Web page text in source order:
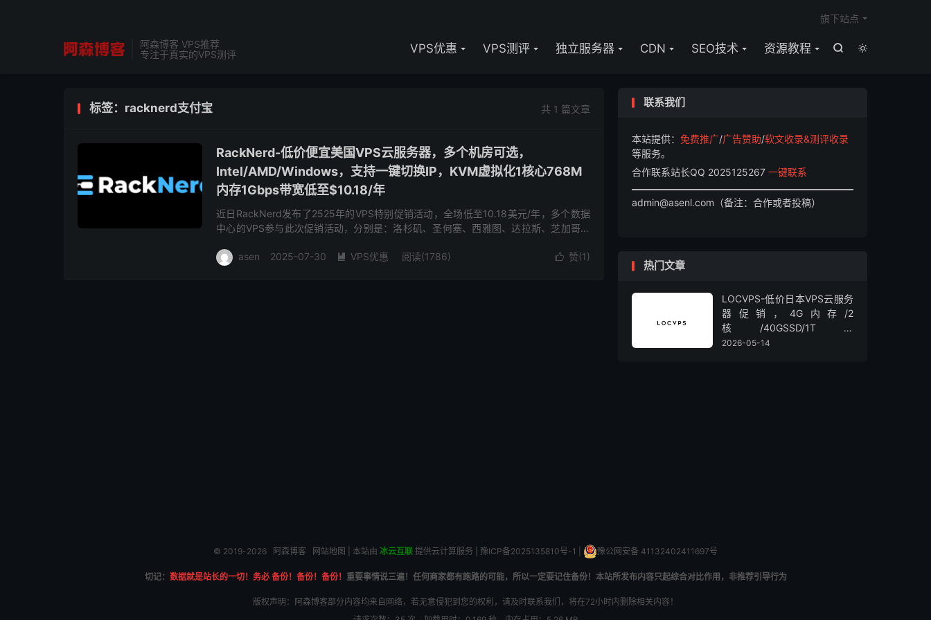
阿森博客 VPS推荐
专注于真实的VPS测评


VPS优惠 VPS测评 独立服务器 CDN SEO技术 资源教程
旗下站点
共 1 篇文章
标签：racknerd支付宝
RackNerd-低价便宜美国VPS云服务器，多个机房可选，
Intel/AMD/Windows，支持一键切换IP，KVM虚拟化1核心768M
内存1Gbps带宽低至$10.18/年
近日RackNerd发布了2525年的VPS特别促销活动，全场低至10.18美元/年，多个数据
中心的VPS参与此次促销活动，分别是：洛杉矶、圣何塞、西雅图、达拉斯、芝加哥、
 赞(1)
asen 2025-07-30  VPS优惠 阅读(1786)
联系我们
本站提供： 免费推广/广告赞助/软文收录&测评收录
等服务。
合作联系站长QQ 2025125267 一键联系
admin@asenl.com（备注：合作或者投稿）
热门文章
LOCVPS-低价日本VPS云服务
器促销，4G内存/2
核/40GSSD/1T流
量/450Mbps带宽，低至36元/
2026-05-14
© 2019-2026 阿森博客 网站地图 | 本站由 冰云互联 提供云计算服务 | 豫ICP备2025135810号-1 豫公网安备 41132402411697号
切记： 数据就是站长的一切！务必 备份！备份！备份！ 重要事情说三遍！任何商家都有跑路的可能，所以一定要记住备份！本站所发布内容只起综合对比作用，非推荐引导行为
版权声明：阿森博客部分内容均来自网络，若无意侵犯到您的权利，请及时联系我们，将在72小时内删除相关内容！